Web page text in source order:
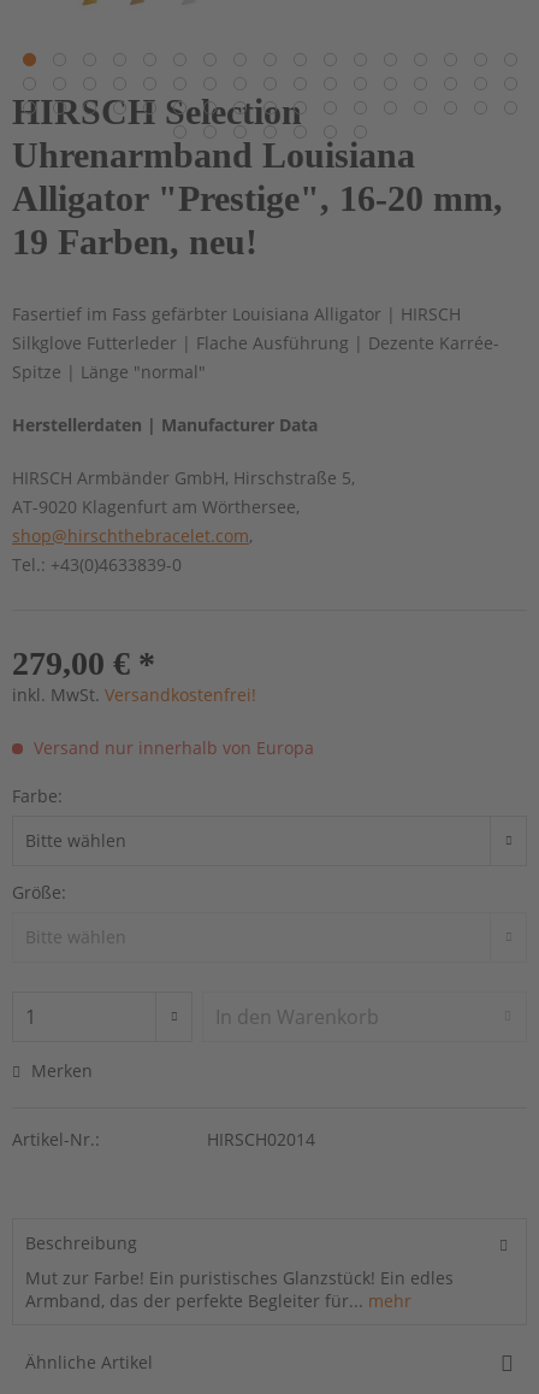
HIRSCH Selection
Uhrenarmband Louisiana
Alligator "Prestige", 16-20 mm,
19 Farben, neu!
Fasertief im Fass gefärbter Louisiana Alligator | HIRSCH
Silkglove Futterleder | Flache Ausführung | Dezente Karrée-
Spitze | Länge "normal"
Herstellerdaten | Manufacturer Data
HIRSCH Armbänder GmbH, Hirschstraße 5,
AT-9020 Klagenfurt am Wörthersee,
shop@hirschthebracelet.com,
Tel.: +43(0)4633839-0
279,00 € *
inkl. MwSt. Versandkostenfrei!
Versand nur innerhalb von Europa
Farbe:
Größe:
In den Warenkorb
Merken
Artikel-Nr.: HIRSCH02014
Beschreibung
Mut zur Farbe! Ein puristisches Glanzstück! Ein edles
Armband, das der perfekte Begleiter für... mehr
Ähnliche Artikel